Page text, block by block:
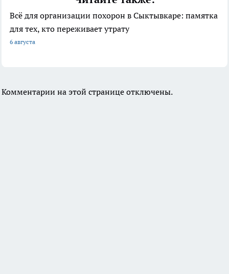
Всё для организации похорон в Сыктывкаре: памятка
для тех, кто переживает утрату
6 августа
Комментарии на этой странице отключены.